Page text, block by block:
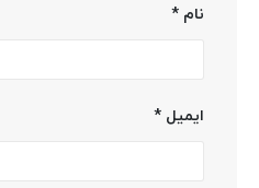
نام *
ایمیل *